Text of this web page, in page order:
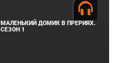
МАЛЕНЬКИЙ ДОМИК В ПРЕРИЯХ.
СЕЗОН 1